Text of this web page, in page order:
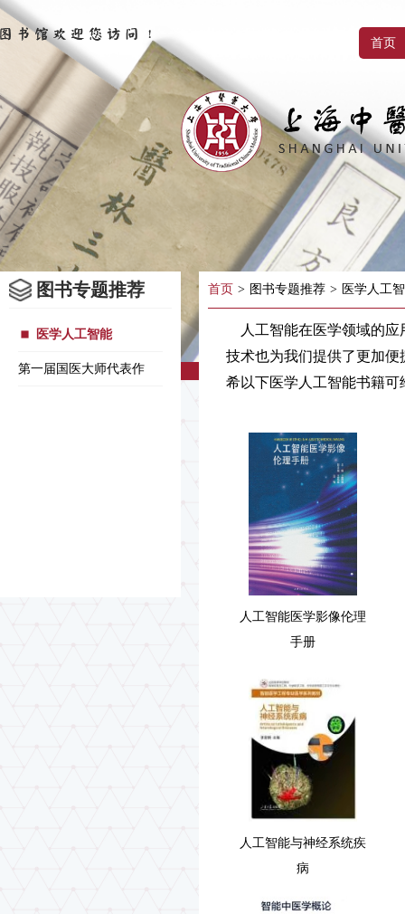
首页
图书专题推荐
医学人工智能
第一届国医大师代表作
首页 > 图书专题推荐 > 医学人工
人工智能在医学领域的应
技术也为我们提供了更加
希以下医学人工智能书籍
人工智能医学影像伦理
手册
人工智能与神经系统疾
病